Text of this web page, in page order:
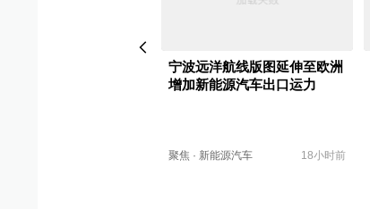
宁波远洋航线版图延伸至欧洲
增加新能源汽车出口运力
聚焦 · 新能源汽车 18小时前